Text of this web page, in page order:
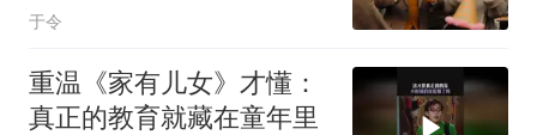
于令
重温《家有儿女》才懂：
真正的教育就藏在童年里